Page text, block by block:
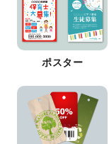
ポスター